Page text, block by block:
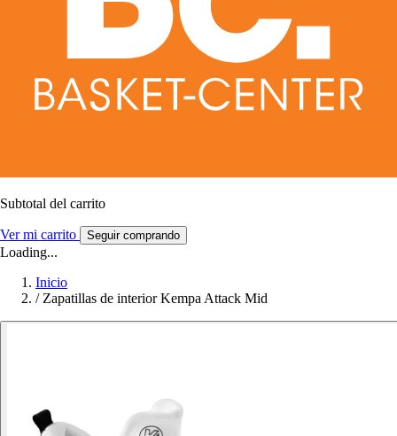
Subtotal del carrito
Ver mi carrito Seguir comprando
Loading...
Inicio
/ Zapatillas de interior Kempa Attack Mid